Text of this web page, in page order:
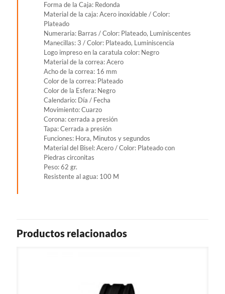
Forma de la Caja: Redonda
Material de la caja: Acero inoxidable / Color:
Plateado
Numeraria: Barras / Color: Plateado, Luminiscentes
Manecillas: 3 / Color: Plateado, Luminiscencia
Logo impreso en la caratula color: Negro
Material de la correa: Acero
Acho de la correa: 16 mm
Color de la correa: Plateado
Color de la Esfera: Negro
Calendario: Día / Fecha
Movimiento: Cuarzo
Corona: cerrada a presión
Tapa: Cerrada a presión
Funciones: Hora, Minutos y segundos
Material del Bisel: Acero / Color: Plateado con
Piedras circonitas
Peso: 62 gr.
Resistente al agua: 100 M
Productos relacionados